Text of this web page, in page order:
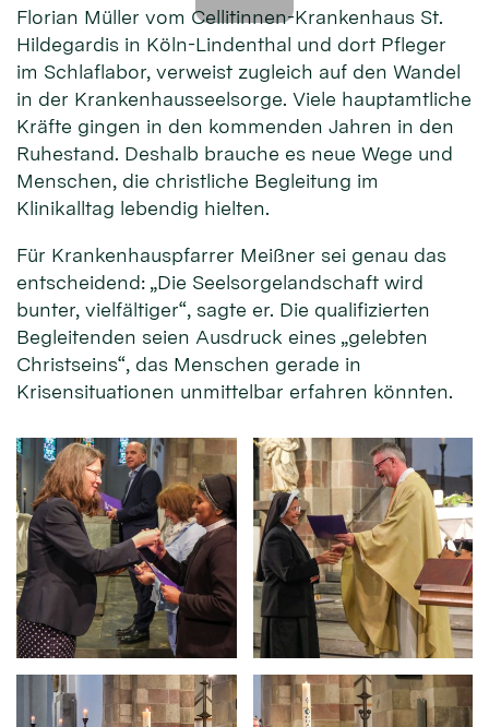
Florian Müller vom Cellitinnen-Krankenhaus St.
Hildegardis in Köln-Lindenthal und dort Pfleger
im Schlaflabor, verweist zugleich auf den Wandel
in der Krankenhausseelsorge. Viele hauptamtliche
Kräfte gingen in den kommenden Jahren in den
Ruhestand. Deshalb brauche es neue Wege und
Menschen, die christliche Begleitung im
Klinikalltag lebendig hielten.
Für Krankenhauspfarrer Meißner sei genau das
entscheidend: „Die Seelsorgelandschaft wird
bunter, vielfältiger“, sagte er. Die qualifizierten
Begleitenden seien Ausdruck eines „gelebten
Christseins“, das Menschen gerade in
Krisensituationen unmittelbar erfahren könnten.